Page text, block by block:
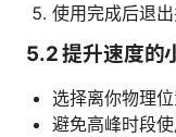
使用完成后退
5.2 提升速度的
选择离你物理
避免高峰时段